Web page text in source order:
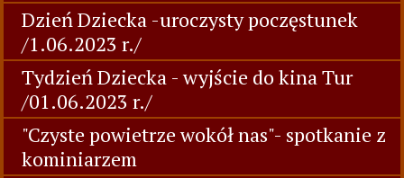
Dzień Dziecka -uroczysty poczęstunek
/1.06.2023 r./
Tydzień Dziecka - wyjście do kina Tur
/01.06.2023 r./
"Czyste powietrze wokół nas"- spotkanie z
kominiarzem